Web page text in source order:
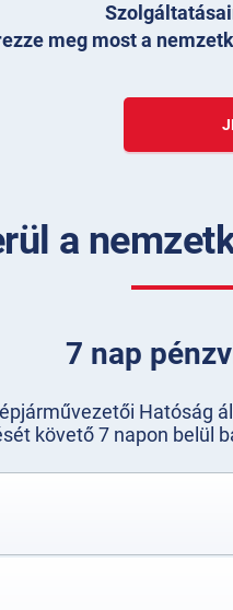
meg most a
a
7 nap
Hatóság
követő 7 napon belül